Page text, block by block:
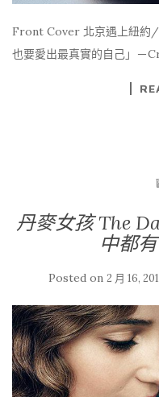
Front Cover 北京遇上紐約/
也要愛出最真實的自己」－
丹麥女孩 The
中都
Posted on 2 月 16,